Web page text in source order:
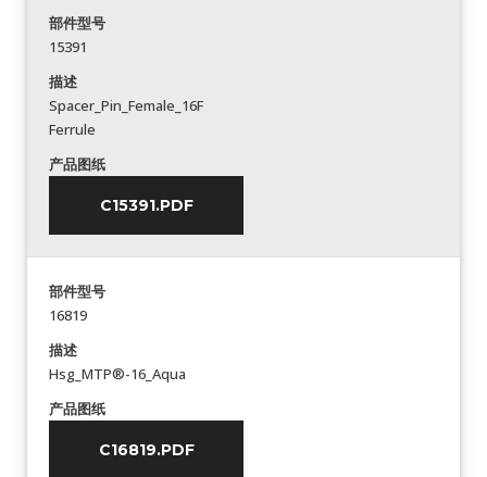
部件型号
15391
描述
Spacer_Pin_Female_16F
Ferrule
产品图纸
C15391.PDF
部件型号
16819
描述
Hsg_MTP®-16_Aqua
产品图纸
C16819.PDF